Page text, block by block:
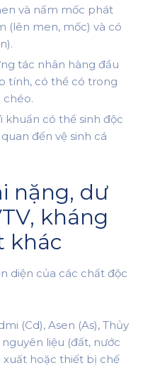
và nấm mốc phát
(lên men, mốc) và có
tác nhân hàng đầu
tính, có thể có trong
chéo.
khuẩn có thể sinh độc
đến vệ sinh cá
nặng, dư
kháng
khác
diện của các chất độc
(Cd), Asen (As), Thủy
liệu (đất, nước
xuất hoặc thiết bị chế